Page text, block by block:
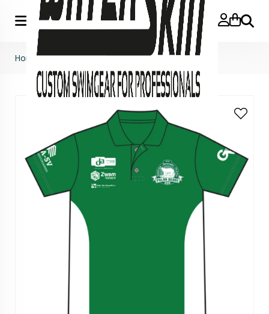
Home>Synchroon>Polo Synchroon